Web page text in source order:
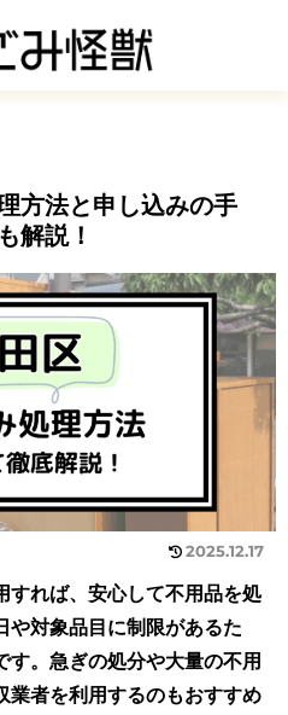
方法と申し込みの手
解説！
2025.12.17
すれば、安心して不用品を処
や対象品目に制限があるた
。急ぎの処分や大量の不用
業者を利用するのもおすすめ